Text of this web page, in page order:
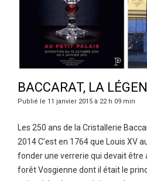
BACCARAT, LA
Publié le 11 janvier 2015 à 22 h 09 min
Les 250 ans de la Cristallerie
2014 C’est en 1764 que Louis XV
fonder une verrerie qui devait être
forêt Vosgienne dont il était le